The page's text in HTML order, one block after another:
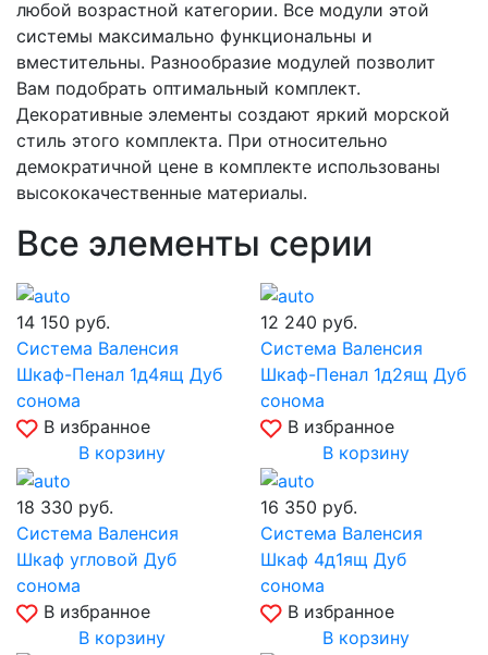
любой возрастной категории. Все модули этой
системы максимально функциональны и
вместительны. Разнообразие модулей позволит
Вам подобрать оптимальный комплект.
Декоративные элементы создают яркий морской
стиль этого комплекта. При относительно
демократичной цене в комплекте использованы
высококачественные материалы.
Все элементы серии
14 150 руб.
Система Валенсия
Шкаф-Пенал 1д4ящ Дуб
сонома
В избранное
В корзину
12 240 руб.
Система Валенсия
Шкаф-Пенал 1д2ящ Дуб
сонома
В избранное
В корзину
18 330 руб.
Система Валенсия
Шкаф угловой Дуб
сонома
В избранное
В корзину
16 350 руб.
Система Валенсия
Шкаф 4д1ящ Дуб
сонома
В избранное
В корзину